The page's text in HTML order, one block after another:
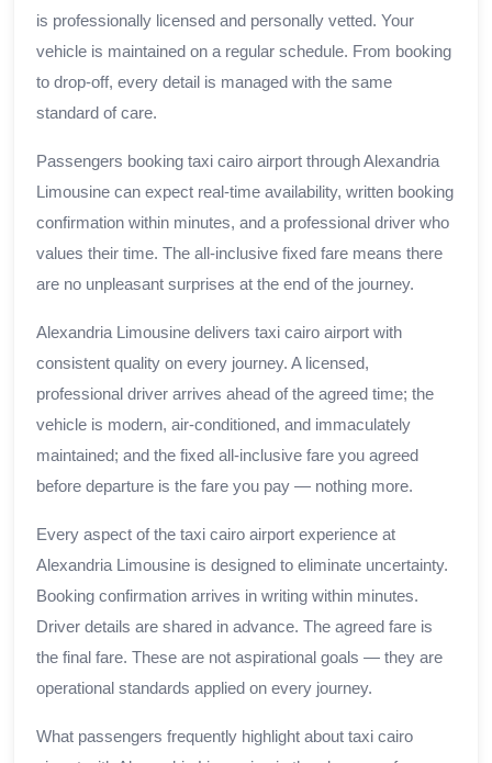
is professionally licensed and personally vetted. Your
vehicle is maintained on a regular schedule. From booking
to drop-off, every detail is managed with the same
standard of care.
Passengers booking taxi cairo airport through Alexandria
Limousine can expect real-time availability, written booking
confirmation within minutes, and a professional driver who
values their time. The all-inclusive fixed fare means there
are no unpleasant surprises at the end of the journey.
Alexandria Limousine delivers taxi cairo airport with
consistent quality on every journey. A licensed,
professional driver arrives ahead of the agreed time; the
vehicle is modern, air-conditioned, and immaculately
maintained; and the fixed all-inclusive fare you agreed
before departure is the fare you pay — nothing more.
Every aspect of the taxi cairo airport experience at
Alexandria Limousine is designed to eliminate uncertainty.
Booking confirmation arrives in writing within minutes.
Driver details are shared in advance. The agreed fare is
the final fare. These are not aspirational goals — they are
operational standards applied on every journey.
What passengers frequently highlight about taxi cairo